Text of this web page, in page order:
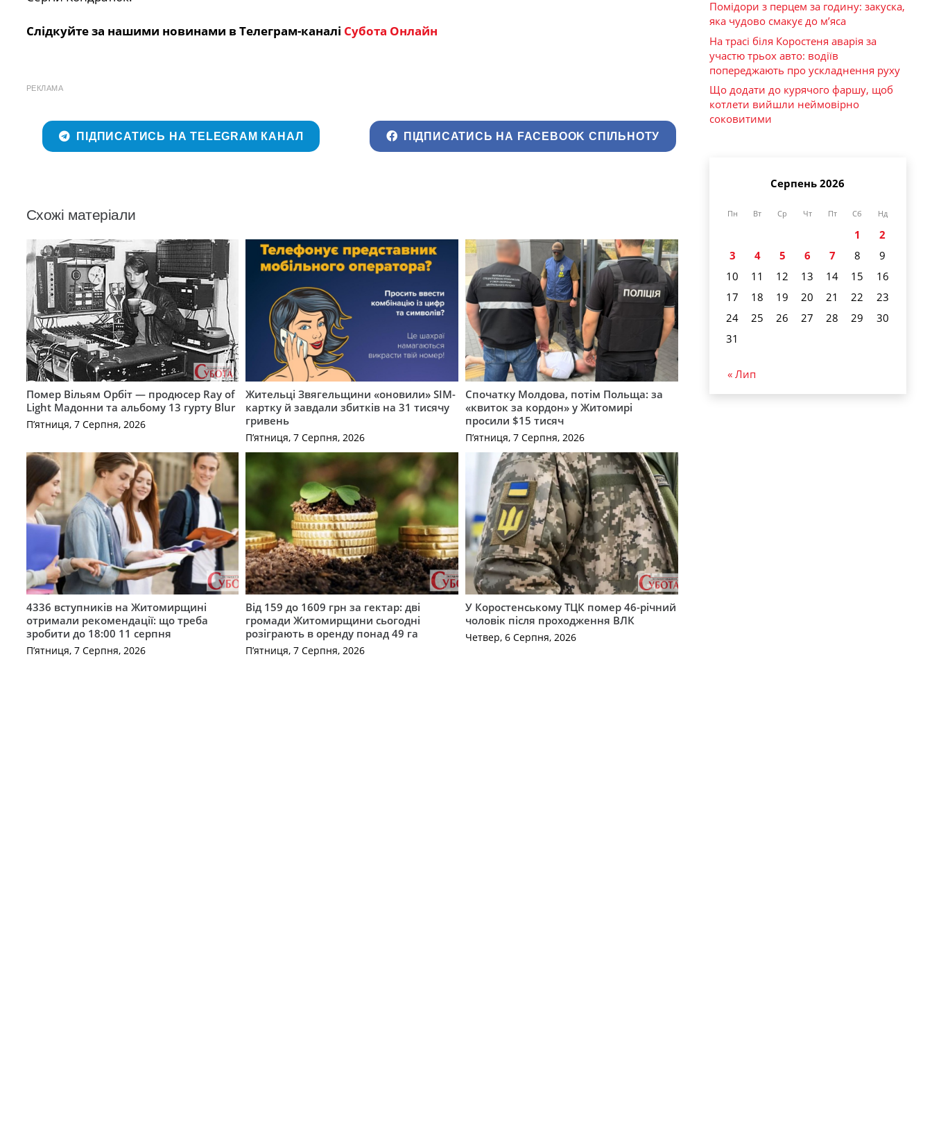
Слідкуйте за нашими новинами в Телеграм-каналі Субота Онлайн
РЕКЛАМА
ПІДПИСАТИСЬ НА TELEGRAM КАНАЛ ПІДПИСАТИСЬ НА FACEBOOK СПІЛЬНОТУ
Схожі матеріали
Помер Вільям Орбіт — продюсер Ray of
Light Мадонни та альбому 13 гурту Blur
П’ятниця, 7 Серпня, 2026
Жительці Звягельщини «оновили» SIM-
картку й завдали збитків на 31 тисячу
гривень
П’ятниця, 7 Серпня, 2026
Спочатку Молдова, потім Польща: за
«квиток за кордон» у Житомирі
просили $15 тисяч
П’ятниця, 7 Серпня, 2026
4336 вступників на Житомирщині
отримали рекомендації: що треба
зробити до 18:00 11 серпня
П’ятниця, 7 Серпня, 2026
Від 159 до 1609 грн за гектар: дві
громади Житомирщини сьогодні
розіграють в оренду понад 49 га
П’ятниця, 7 Серпня, 2026
У Коростенському ТЦК помер 46-річний
чоловік після проходження ВЛК
Четвер, 6 Серпня, 2026
Помідори з перцем за годину: закуска,
яка чудово смакує до м’яса
На трасі біля Коростеня аварія за
участю трьох авто: водіїв
попереджають про ускладнення руху
Що додати до курячого фаршу, щоб
котлети вийшли неймовірно
соковитими
Серпень 2026
Пн Вт Ср Чт Пт Сб Нд
1
2
3
4 5 6 7 8
9
10
11 12 13 14 15
16
17
18 19 20 21 22
23
24
25 26 27 28 29
30
31
« Лип